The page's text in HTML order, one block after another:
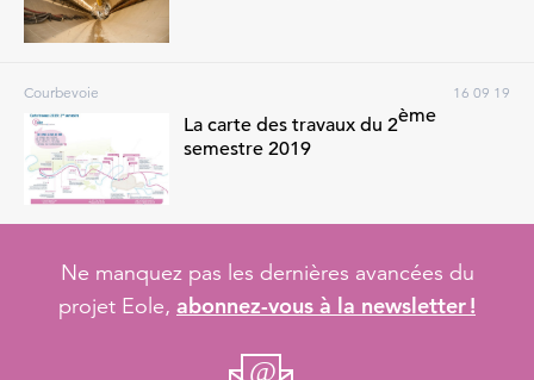
Courbevoie 16 09 19
La carte des travaux du 2ème
semestre 2019
Ne manquez pas les dernières avancées du
projet Eole, abonnez-vous à la newsletter !